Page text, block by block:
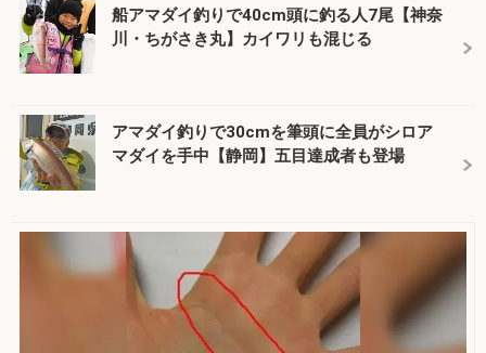
船アマダイ釣りで40cm頭に釣る人7尾【神奈
川・ちがさき丸】カイワリも混じる
アマダイ釣りで30cmを筆頭に全員がシロア
マダイを手中【静岡】五目達成者も登場